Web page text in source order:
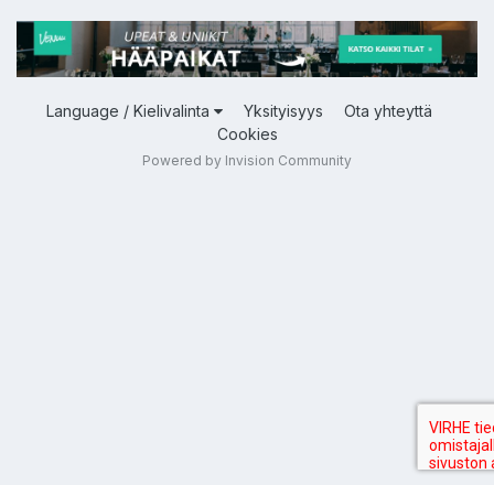
Language / Kielivalinta Yksityisyys
Ota yhteyttä
Cookies
Powered by Invision Community